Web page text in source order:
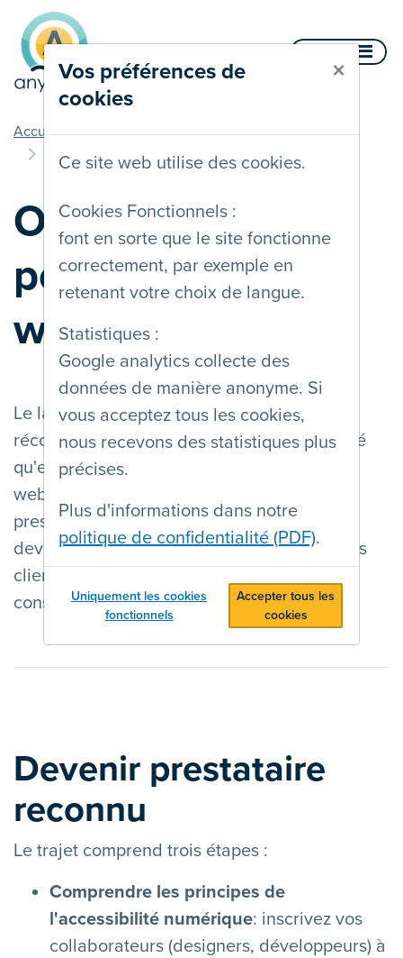
Vos préférences de
cookies
×
Ce site web utilise des cookies.
Cookies Fonctionnels :
font en sorte que le site fonctionne
correctement, par exemple en
retenant votre choix de langue.
Statistiques :
Google analytics collecte des
données de manière anonyme. Si
vous acceptez tous les cookies,
nous recevons des statistiques plus
précises.
Plus d'informations dans notre
politique de confidentialité (PDF).
Uniquement les cookies
fonctionnels
Accepter tous les
cookies
Aller au contenu
Accueil Services
Labellisation
Obtenir le label pour une agence web
Obtenir le label
pour une agence
web
Le label AnySurfer pour les agences web
récompense les organisations qui ont prouvé
qu'elles sont capables de produire des sites
web accessibles. Nous les appelons aussi
prestataires reconnus. Suivez un trajet pour
devenir prestataire reconnu et montrez à vos
clients que vous avez l'expertise pour
construire un site web accessible.
Devenir prestataire
reconnu
Le trajet comprend trois étapes :
Comprendre les principes de
l'accessibilité numérique: inscrivez vos
collaborateurs (designers, développeurs) à